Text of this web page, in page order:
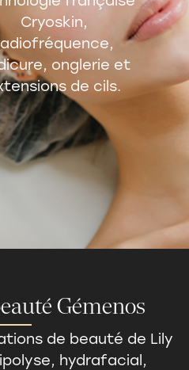
Cryoskin,
onglerie et
de cils.
Gémenos
de beauté de Lily
hydrafacial,